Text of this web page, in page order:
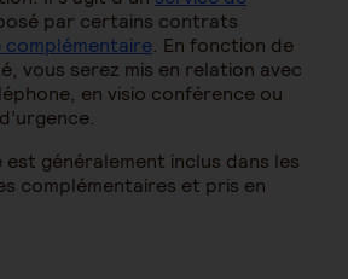
par certains contrats
complémentaire. En fonction de
vous serez mis en relation avec
en visio conférence ou
généralement inclus dans les
complémentaires et pris en